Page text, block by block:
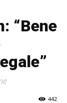
“Bene
442